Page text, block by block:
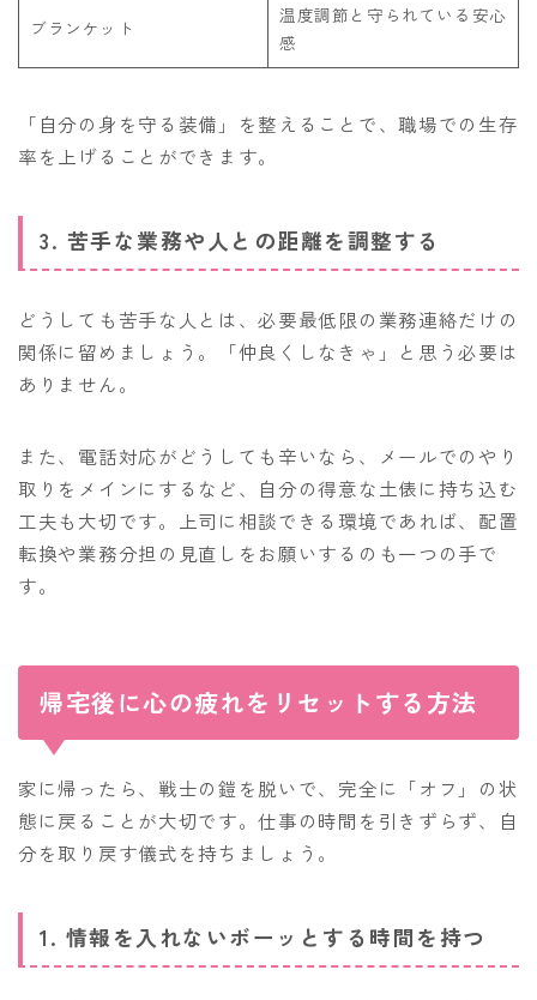
ブランケット
温度調節と守られている安心
感
「自分の身を守る装備」を整えることで、職場での生存
率を上げることができます。
3. 苦手な業務や人との距離を調整する
どうしても苦手な人とは、必要最低限の業務連絡だけの
関係に留めましょう。「仲良くしなきゃ」と思う必要は
ありません。
また、電話対応がどうしても辛いなら、メールでのやり
取りをメインにするなど、自分の得意な土俵に持ち込む
工夫も大切です。上司に相談できる環境であれば、配置
転換や業務分担の見直しをお願いするのも一つの手で
す。
帰宅後に心の疲れをリセットする方法
家に帰ったら、戦士の鎧を脱いで、完全に「オフ」の状
態に戻ることが大切です。仕事の時間を引きずらず、自
分を取り戻す儀式を持ちましょう。
1. 情報を入れないボーッとする時間を持つ